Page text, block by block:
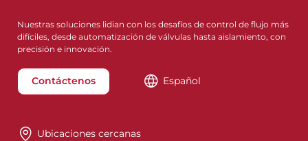
Nuestras soluciones lidian con los desafíos de control de flujo más
difíciles, desde automatización de válvulas hasta aislamiento, con
precisión e innovación.
Contáctenos Español
Ubicaciones cercanas